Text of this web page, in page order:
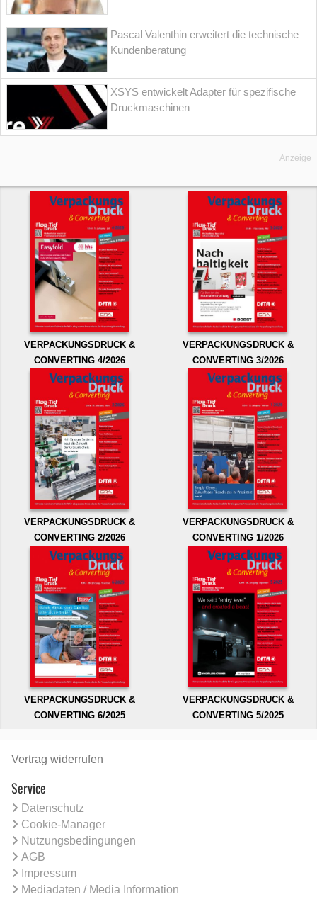
Pascal Valenthin erweitert die technische
Kundenberatung
XSYS entwickelt Adapter für spezifische
Druckmaschinen
Anzeige
VERPACKUNGSDRUCK &
CONVERTING 4/2026
VERPACKUNGSDRUCK &
CONVERTING 3/2026
VERPACKUNGSDRUCK &
CONVERTING 2/2026
VERPACKUNGSDRUCK &
CONVERTING 1/2026
VERPACKUNGSDRUCK &
CONVERTING 6/2025
VERPACKUNGSDRUCK &
CONVERTING 5/2025
Vertrag widerrufen
Service
Datenschutz
Cookie-Manager
Nutzungsbedingungen
AGB
Impressum
Mediadaten / Media Information